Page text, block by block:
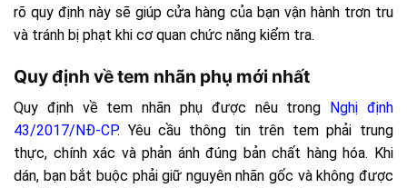
rõ quy định này sẽ giúp cửa hàng của bạn vận hành trơn tru
và tránh bị phạt khi cơ quan chức năng kiểm tra.
Quy định về tem nhãn phụ mới nhất
Quy định về tem nhãn phụ được nêu trong Nghị định
43/2017/NĐ-CP. Yêu cầu thông tin trên tem phải trung
thực, chính xác và phản ánh đúng bản chất hàng hóa. Khi
dán, bạn bắt buộc phải giữ nguyên nhãn gốc và không được